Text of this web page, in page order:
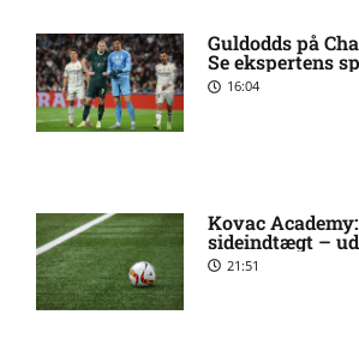
Chermiti
Ajax-profil bekræfter: I dialog
Allsvenskan – Sirius mod IF
Brommapojkarna: Optakt,
forventede opstillinger,
skader og karantæner
[2026/08/10]
7:54 pm
Guldodds på
Se ekspertens
16:04
Kovac
sideindtægt –
21:51